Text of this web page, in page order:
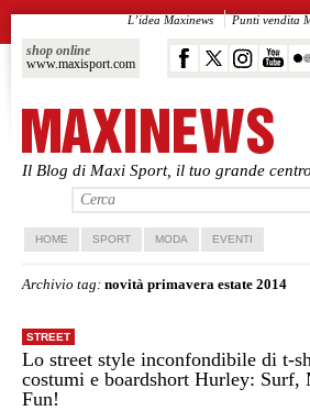
Il Blog di Maxi Sport, il tuo grande
shop online
www.maxisport.com
L’idea Maxinews Punti vendita
Vai al contenuto principale
Vai al contenuto secondario
HOME SPORT MODA EVENTI
Archivio tag:novità primavera estate 2014
STREET
Lo street style inconfondibile di t-
costumi e boardshort Hurley: Surf,
Fun!